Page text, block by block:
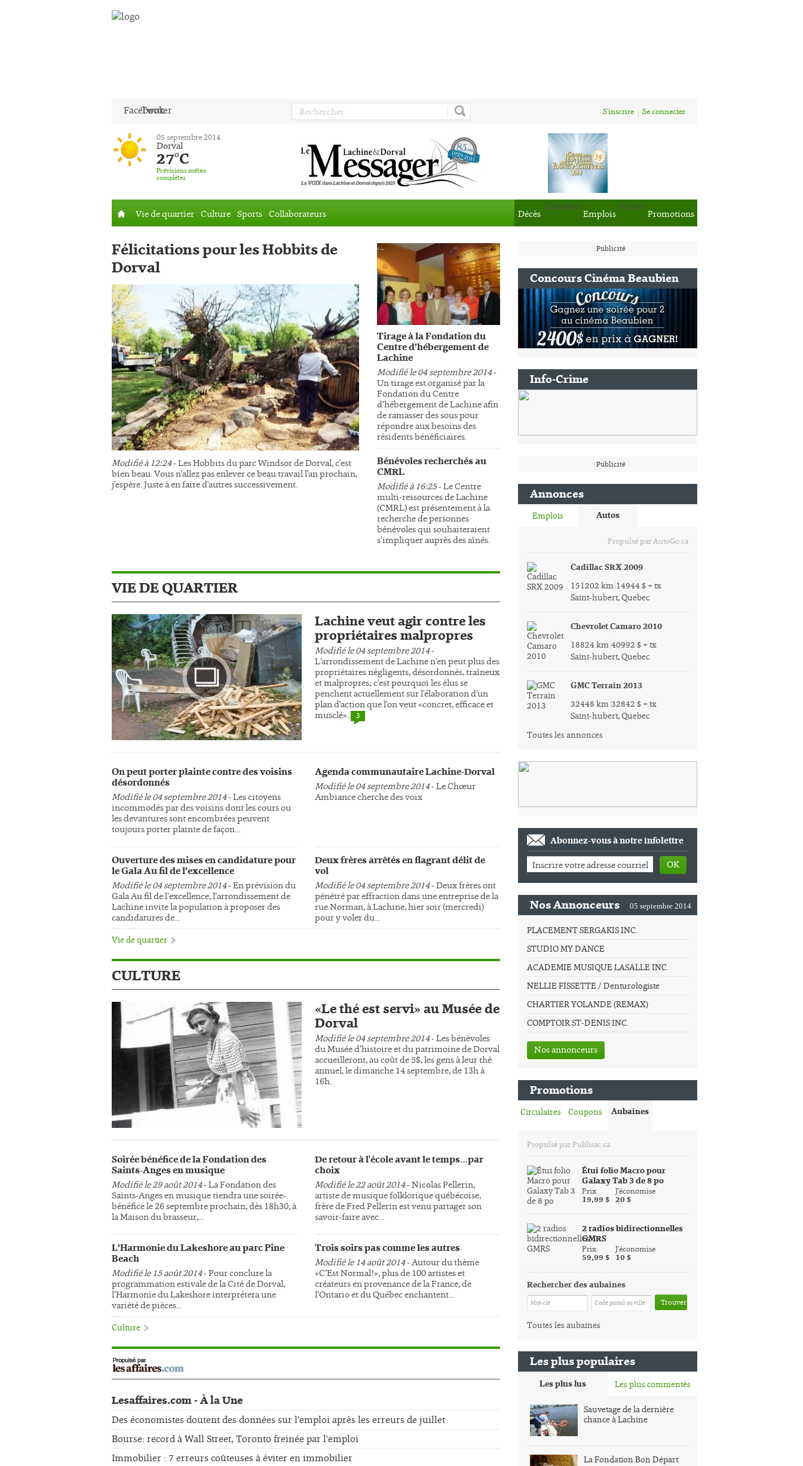
Facebook
Twitter S'inscrire Se connecter
05 septembre 2014
Dorval
27°C
Prévisions météo
complètes
Vie de quartier Culture Sports Collaborateurs Décès
Classées
Emplois
Autos
Promotions
Félicitations pour les Hobbits de
Dorval
Modifié à 12:24- Les Hobbits du parc Windsor de Dorval, c'est
bien beau. Vous n'allez pas enlever ce beau travail l'an prochain,
j'espère. Juste à en faire d'autres successivement.
Tirage à la Fondation du
Centre d’hébergement de
Lachine
Modifié le 04 septembre 2014-
Un tirage est organisé par la
Fondation du Centre
d’hébergement de Lachine afin
de ramasser des sous pour
répondre aux besoins des
résidents bénéficiaires.
Bénévoles recherchés au
CMRL
Modifié à 16:25- Le Centre
multi-ressources de Lachine
(CMRL) est présentement à la
recherche de personnes
bénévoles qui souhaiteraient
s’impliquer auprès des aînés.
VIE DE QUARTIER
Lachine veut agir contre les
propriétaires malpropres
Modifié le 04 septembre 2014-
L'arrondissement de Lachine n'en peut plus des
propriétaires négligents, désordonnés, traîneux
et malpropres; c'est pourquoi les élus se
penchent actuellement sur l'élaboration d'un
plan d'action que l'on veut «concret, efficace et
musclé».. 3
Photo
On peut porter plainte contre des voisins
désordonnés
Modifié le 04 septembre 2014- Les citoyens
incommodés par des voisins dont les cours ou
les devantures sont encombrées peuvent
toujours porter plainte de façon...
Ouverture des mises en candidature pour
le Gala Au fil de l’excellence
Modifié le 04 septembre 2014- En prévision du
Gala Au fil de l’excellence, l’arrondissement de
Lachine invite la population à proposer des
candidatures de...
Agenda communautaire Lachine-Dorval
Modifié le 04 septembre 2014- Le Chœur
Ambiance cherche des voix
Deux frères arrêtés en flagrant délit de
vol
Modifié le 04 septembre 2014- Deux frères ont
pénétré par effraction dans une entreprise de la
rue Norman, à Lachine, hier soir (mercredi)
pour y voler du...
Vie de quartier
CULTURE
«Le thé est servi» au Musée de
Dorval
Modifié le 04 septembre 2014- Les bénévoles
du Musée d’histoire et du patrimoine de Dorval
accueilleront, au coût de 5$, les gens à leur thé
annuel, le dimanche 14 septembre, de 13h à
16h..
Soirée bénéfice de la Fondation des
Saints-Anges en musique
Modifié le 29 août 2014- La Fondation des
Saints-Anges en musique tiendra une soirée-
bénéfice le 26 septembre prochain, dès 18h30, à
la Maison du brasseur,...
L’Harmonie du Lakeshore au parc Pine
Beach
Modifié le 15 août 2014- Pour conclure la
programmation estivale de la Cité de Dorval,
l’Harmonie du Lakeshore interprétera une
variété de pièces...
De retour à l'école avant le temps…par
choix
Modifié le 22 août 2014- Nicolas Pellerin,
artiste de musique folklorique québécoise,
frère de Fred Pellerin est venu partager son
savoir-faire avec...
Trois soirs pas comme les autres
Modifié le 14 août 2014- Autour du thème
«C’Est Normal!», plus de 100 artistes et
créateurs en provenance de la France, de
l’Ontario et du Québec enchantent...
Culture
Lesaffaires.com - À la Une
Des économistes doutent des données sur l'emploi après les erreurs de juillet
Bourse: record à Wall Street, Toronto freinée par l'emploi
Immobilier : 7 erreurs coûteuses à éviter en immobilier
Publicité
Concours Cinéma Beaubien
Info-Crime
Publicité
Annonces
Emplois Autos
Propulsé par AutoGo.ca
Cadillac SRX 2009
151202 km 14944 $ + tx
Saint-hubert, Quebec
Chevrolet Camaro 2010
18824 km 40992 $ + tx
Saint-hubert, Quebec
GMC Terrain 2013
32448 km 32842 $ + tx
Saint-hubert, Quebec
Toutes les annonces
Abonnez-vous à notre infolettre
OK
Nos Annonceurs 05 septembre 2014
PLACEMENT SERGAKIS INC.
STUDIO MY DANCE
ACADEMIE MUSIQUE LASALLE INC.
NELLIE FISSETTE / Denturologiste
CHARTIER YOLANDE (REMAX)
COMPTOIR ST-DENIS INC.
Nos annonceurs
Promotions
Circulaires Coupons Aubaines
Propulsé par Publisac.ca
Étui folio Macro pour
Galaxy Tab 3 de 8 po
Prix
19,99 $
J'économise
20 $
2 radios bidirectionnelles
GMRS
Prix
59,99 $
J'économise
10 $
Rechercher des aubaines
Trouver
Toutes les aubaines
Les plus populaires
Les plus lus Les plus commentés
Sauvetage de la dernière
chance à Lachine
La Fondation Bon Départ